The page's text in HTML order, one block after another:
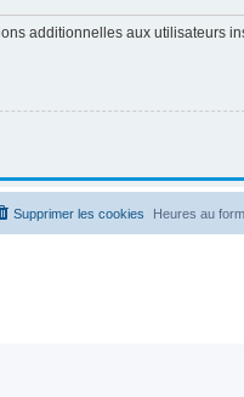
additionnelles aux utilisateurs
Heures au
Supprimer les cookies